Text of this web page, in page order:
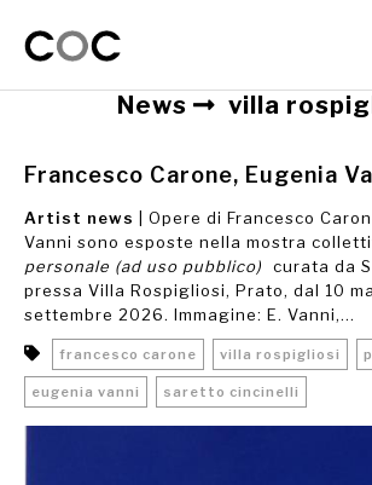
News villa
Francesco Carone, Eugenia
Artist news
| Opere di Francesco
Vanni sono esposte nella mostra
personale (ad uso pubblico)
curata da
pressa Villa Rospigliosi, Prato, dal 10
settembre 2026. Immagine: E. Vanni,...
francesco carone villa rospigliosi
eugenia vanni saretto cincinelli